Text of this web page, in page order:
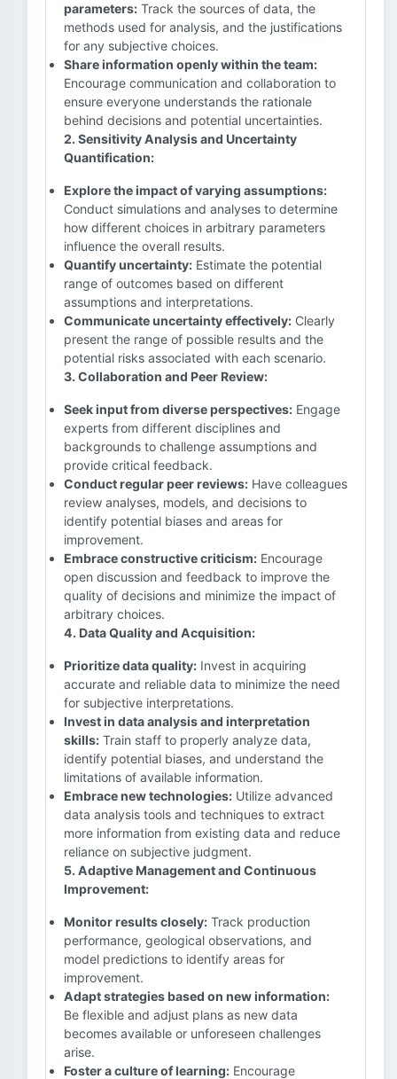
parameters: Track the sources of data, the
methods used for analysis, and the justifications
for any subjective choices.
Share information openly within the team:
Encourage communication and collaboration to
ensure everyone understands the rationale
behind decisions and potential uncertainties.
2. Sensitivity Analysis and Uncertainty
Quantification:
Explore the impact of varying assumptions:
Conduct simulations and analyses to determine
how different choices in arbitrary parameters
influence the overall results.
Quantify uncertainty: Estimate the potential
range of outcomes based on different
assumptions and interpretations.
Communicate uncertainty effectively: Clearly
present the range of possible results and the
potential risks associated with each scenario.
3. Collaboration and Peer Review:
Seek input from diverse perspectives: Engage
experts from different disciplines and
backgrounds to challenge assumptions and
provide critical feedback.
Conduct regular peer reviews: Have colleagues
review analyses, models, and decisions to
identify potential biases and areas for
improvement.
Embrace constructive criticism: Encourage
open discussion and feedback to improve the
quality of decisions and minimize the impact of
arbitrary choices.
4. Data Quality and Acquisition:
Prioritize data quality: Invest in acquiring
accurate and reliable data to minimize the need
for subjective interpretations.
Invest in data analysis and interpretation
skills: Train staff to properly analyze data,
identify potential biases, and understand the
limitations of available information.
Embrace new technologies: Utilize advanced
data analysis tools and techniques to extract
more information from existing data and reduce
reliance on subjective judgment.
5. Adaptive Management and Continuous
Improvement:
Monitor results closely: Track production
performance, geological observations, and
model predictions to identify areas for
improvement.
Adapt strategies based on new information:
Be flexible and adjust plans as new data
becomes available or unforeseen challenges
arise.
Foster a culture of learning: Encourage